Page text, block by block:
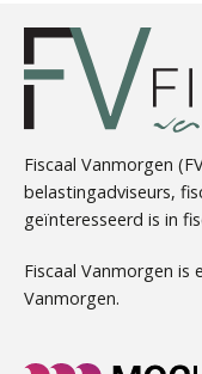
Fiscaal Vanmorgen
belastingadviseurs,
geïnteresseerd is in
Fiscaal Vanmorgen is
Vanmorgen.